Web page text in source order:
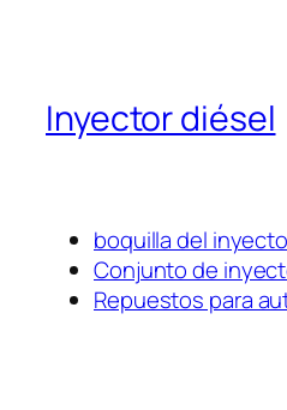
Inyector diésel
boquilla del
Conjunto de
Repuestos para